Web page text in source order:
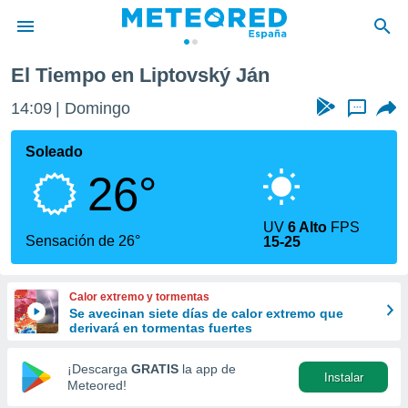
de
por
que se
calidad.
a este
las
y
forma
digital
basada
El Tiempo en Liptovský Ján
14:09 Domingo ...
Soleado
26°
Sensación de 26°
UV6 Alto FPS
15-25
Calor extremo y tormentas
Se avecinan siete días de calor extremo que
derivará en tormentas fuertes
¡Descarga GRATIS la app de
Meteored!
Instalar